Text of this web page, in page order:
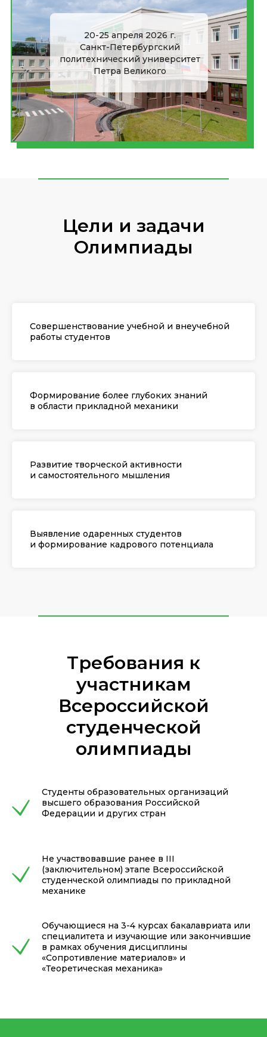
20-25 апреля 2026 г.
Санкт-Петербургский
политехнический университет
Петра Великого
Цели и задачи
Олимпиады
Cовершенствование учебной и внеучебной
работы студентов
Формирование более глубоких знаний
в области прикладной механики
Развитие творческой активности
и самостоятельного мышления
Выявление одаренных студентов
и формирование кадрового потенциала
Требования к
участникам
Всероссийской
студенческой
олимпиады
Студенты образовательных организаций
высшего образования Российской
Федерации и других стран
Не участвовавшие ранее в III
(заключительном) этапе Всероссийской
студенческой олимпиады по прикладной
механике
Обучающиеся на 3-4 курсах бакалавриата или
специалитета и изучающие или закончившие
в рамках обучения дисциплины
«Сопротивление материалов» и
«Теоретическая механика»